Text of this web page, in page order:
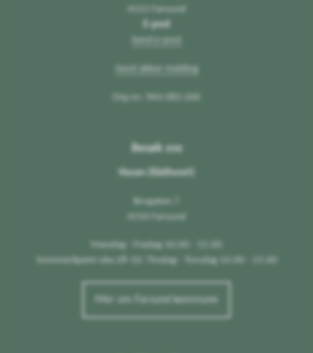
E-post
Send sikker melding
Org.nr.: 964 083 266
Besøk oss
Husan (Rådhuset)
Brogaten 7
4550 Farsund
Mandag - Fredag 10.00 - 15.00
Sommeråpent uke 28-32: Tirsdag - Torsdag 10.00 - 15.00
Mer om Farsund kommune